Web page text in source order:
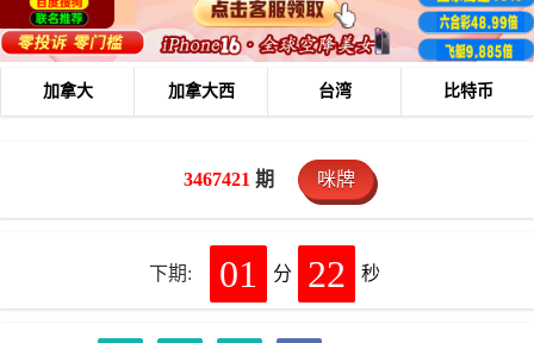
加拿大 加拿大西 台湾 比特币
3467421 期 咪牌
下期: 01 分 22 秒